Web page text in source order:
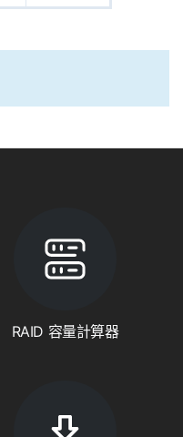
RAID 容量計算器